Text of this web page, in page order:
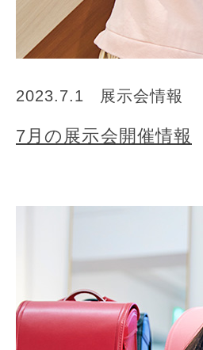
2023.7.1 展示会情報
7月の展示会開催情報